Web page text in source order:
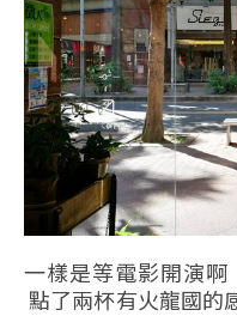
一樣是等電影開演
點了兩杯有火龍國的